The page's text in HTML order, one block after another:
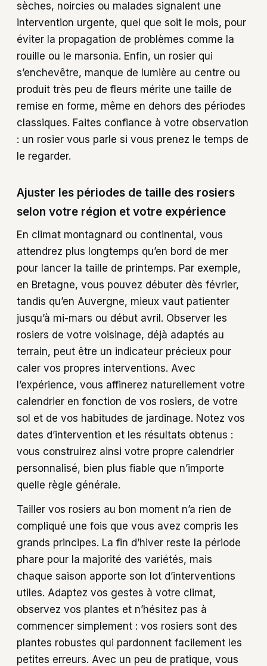
sèches, noircies ou malades signalent une
intervention urgente, quel que soit le mois, pour
éviter la propagation de problèmes comme la
rouille ou le marsonia. Enfin, un rosier qui
s’enchevêtre, manque de lumière au centre ou
produit très peu de fleurs mérite une taille de
remise en forme, même en dehors des périodes
classiques. Faites confiance à votre observation
: un rosier vous parle si vous prenez le temps de
le regarder.
Ajuster les périodes de taille des rosiers
selon votre région et votre expérience
En climat montagnard ou continental, vous
attendrez plus longtemps qu’en bord de mer
pour lancer la taille de printemps. Par exemple,
en Bretagne, vous pouvez débuter dès février,
tandis qu’en Auvergne, mieux vaut patienter
jusqu’à mi-mars ou début avril. Observer les
rosiers de votre voisinage, déjà adaptés au
terrain, peut être un indicateur précieux pour
caler vos propres interventions. Avec
l’expérience, vous affinerez naturellement votre
calendrier en fonction de vos rosiers, de votre
sol et de vos habitudes de jardinage. Notez vos
dates d’intervention et les résultats obtenus :
vous construirez ainsi votre propre calendrier
personnalisé, bien plus fiable que n’importe
quelle règle générale.
Tailler vos rosiers au bon moment n’a rien de
compliqué une fois que vous avez compris les
grands principes. La fin d’hiver reste la période
phare pour la majorité des variétés, mais
chaque saison apporte son lot d’interventions
utiles. Adaptez vos gestes à votre climat,
observez vos plantes et n’hésitez pas à
commencer simplement : vos rosiers sont des
plantes robustes qui pardonnent facilement les
petites erreurs. Avec un peu de pratique, vous